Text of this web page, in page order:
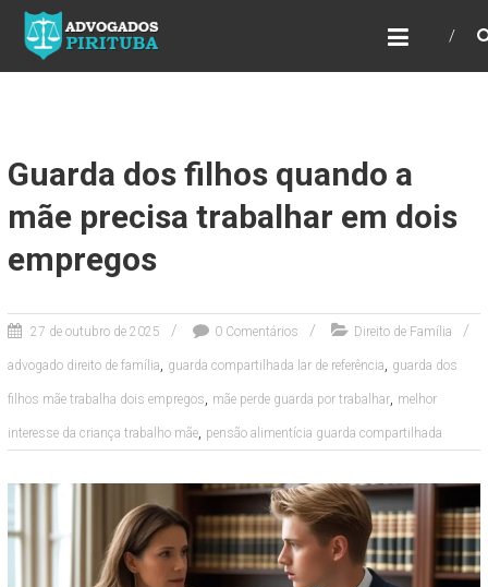
ADVOGADOS PIRITUBA
Precisando de advogado? Entre em contato!
Fazemos toda a assessoria que você
Guarda dos filhos quando a
mãe precisa trabalhar em dois
empregos
27 de outubro de 2025 0 Comentários Direito de Família
advogado direito de família, guarda compartilhada lar de referência, guarda dos
filhos mãe trabalha dois empregos, mãe perde guarda por trabalhar, melhor
interesse da criança trabalho mãe, pensão alimentícia guarda compartilhada